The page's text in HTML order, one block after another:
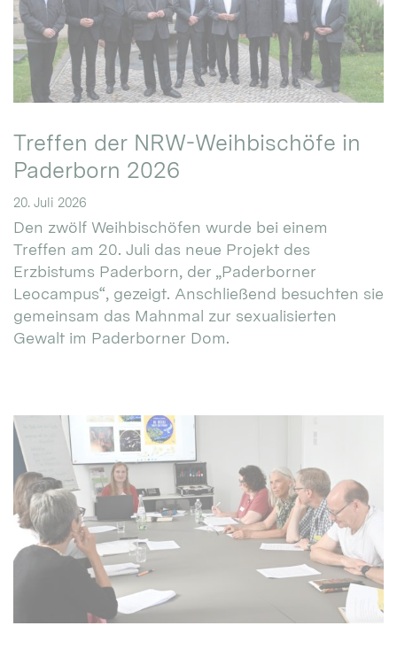
Treffen der NRW-Weihbischöfe in
Paderborn 2026
20. Juli 2026
Den zwölf Weihbischöfen wurde bei einem
Treffen am 20. Juli das neue Projekt des
Erzbistums Paderborn, der „Paderborner
Leocampus“, gezeigt. Anschließend besuchten sie
gemeinsam das Mahnmal zur sexualisierten
Gewalt im Paderborner Dom.